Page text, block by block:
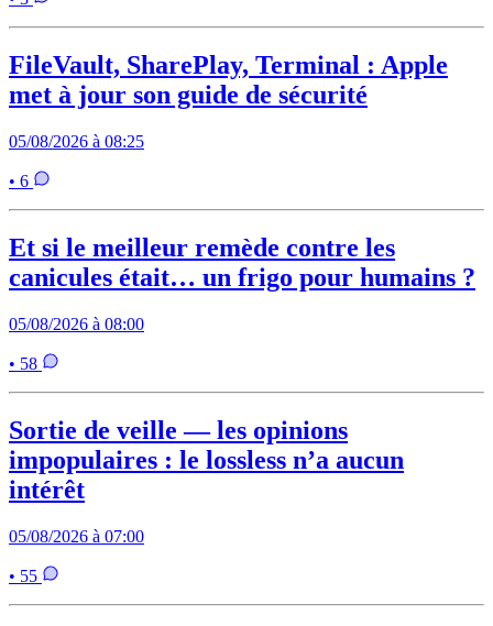
FileVault, SharePlay, Terminal : Apple
met à jour son guide de sécurité
05/08/2026 à 08:25
• 6
Et si le meilleur remède contre les
canicules était… un frigo pour humains ?
05/08/2026 à 08:00
• 58
Sortie de veille — les opinions
impopulaires : le lossless n’a aucun
intérêt
05/08/2026 à 07:00
• 55